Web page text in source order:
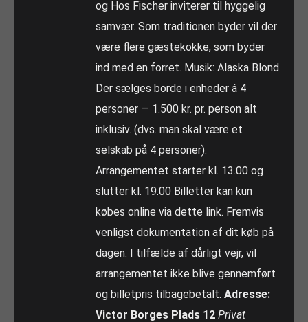
og Hos Fischer inviterer til hyggelig
samvær. Som traditionen byder vil der
være flere gæstekokke, som byder
ind med en forret. Musik: Alaska Blond
Der sælges borde i enheder á 4
personer — 1.500 kr. pr. person alt
inklusiv. (dvs. man skal være et
selskab på 4 personer).
Arrangementet starter kl. 13.00 og
slutter kl. 19.00 Billetter kan kun
købes online via dette link. Fremvis
venligst dokumentation af dit køb på
dagen. I tilfælde af dårligt vejr, vil
arrangementet ikke blive gennemført
og billetpris tilbagebetalt.Adresse:
Victor Borges Plads 12 Privat